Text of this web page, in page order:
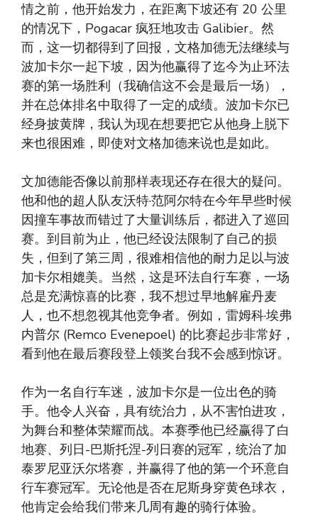
情之前，他开始发力，在距离下坡还有 20 公里
的情况下，Pogacar 疯狂地攻击 Galibier。然
而，这一切都得到了回报，文格加德无法继续与
波加卡尔一起下坡，因为他赢得了迄今为止环法
赛的第一场胜利（我确信这不会是最后一场），
并在总体排名中取得了一定的成绩。波加卡尔已
经身披黄牌，我认为现在想要把它从他身上脱下
来也很困难，即使对文格加德来说也是如此。
文加德能否像以前那样表现还存在很大的疑问。
他和他的超人队友沃特·范阿尔特在今年早些时候
因撞车事故而错过了大量训练后，都进入了巡回
赛。到目前为止，他已经设法限制了自己的损
失，但到了第三周，很难相信他的耐力足以与波
加卡尔相媲美。当然，这是环法自行车赛，一场
总是充满惊喜的比赛，我不想过早地解雇丹麦
人，也不想忽视其他竞争者。例如，雷姆科·埃弗
内普尔 (Remco Evenepoel) 的比赛起步非常好，
看到他在最后赛段登上领奖台我不会感到惊讶。
作为一名自行车迷，波加卡尔是一位出色的骑
手。他令人兴奋，具有统治力，从不害怕进攻，
为舞台和整体荣耀而战。本赛季他已经赢得了白
地赛、列日-巴斯托涅-列日赛的冠军，统治了加
泰罗尼亚沃尔塔赛，并赢得了他的第一个环意自
行车赛冠军。无论他是否在尼斯身穿黄色球衣，
他肯定会给我们带来几周有趣的骑行体验。